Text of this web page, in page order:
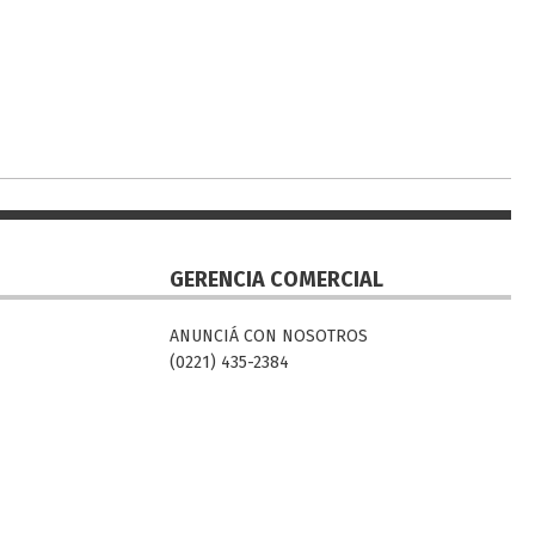
GERENCIA COMERCIAL
ANUNCIÁ CON NOSOTROS
(0221) 435-2384